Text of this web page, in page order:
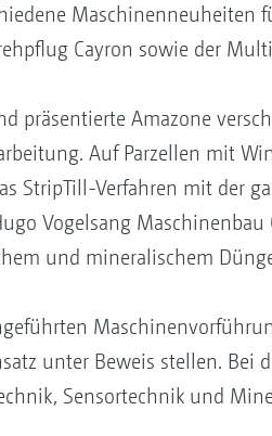
Maschinenneuheiten
Cayron sowie der
präsentierte Amazone
Auf Parzellen mit
StripTill-Verfahren mit der
Vogelsang
und mineralischem
unter Beweis stellen. Bei
Sensortechnik und